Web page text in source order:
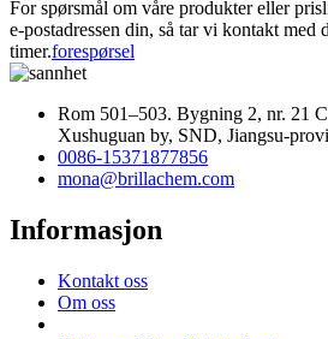
For spørsmål om våre produkter eller
e-postadressen din, så tar vi kontakt med
timer.forespørsel
Rom 501–503. Bygning 2, nr. 21
Xushuguan by, SND, Jiangsu-
0086-15371877856
mona@brillachem.com
Informasjon
Kontakt oss
Om oss